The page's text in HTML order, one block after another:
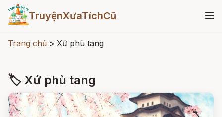
TruyệnXưaTíchCũ
Trang chủ > Xứ phù tang
🏷 Xứ phù tang